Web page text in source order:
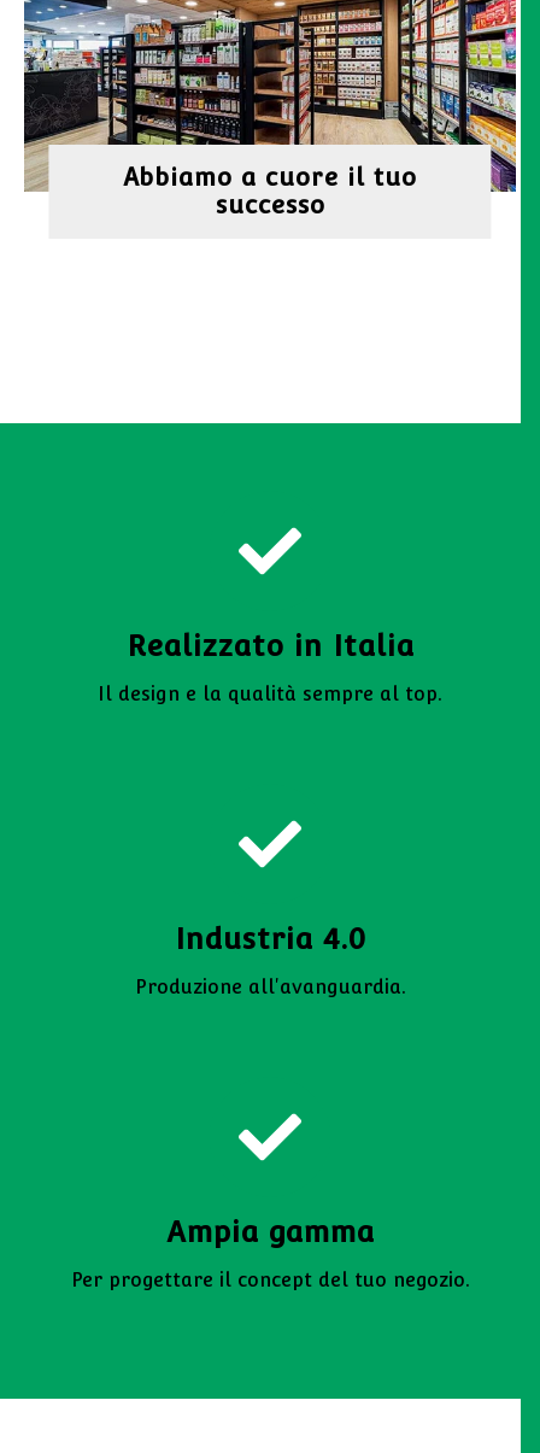
Abbiamo a cuore il tuo
successo
Realizzato in Italia
Il design e la qualità sempre al top.
Industria 4.0
Produzione all'avanguardia.
Ampia gamma
Per progettare il concept del tuo negozio.